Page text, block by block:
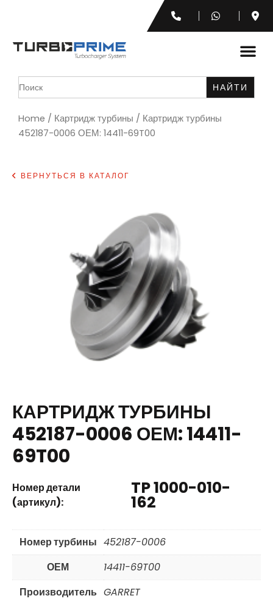
Search
for:
Home / Картридж турбины / Картридж турбины
452187-0006 ОЕМ: 14411-69T00
ВЕРНУТЬСЯ В КАТАЛОГ
КАРТРИДЖ ТУРБИНЫ
452187-0006 ОЕМ: 14411-
69T00
Номер детали
(артикул):
TP 1000-010-
162
Номер турбины 452187-0006
ОЕМ
14411-69T00
Производитель GARRET